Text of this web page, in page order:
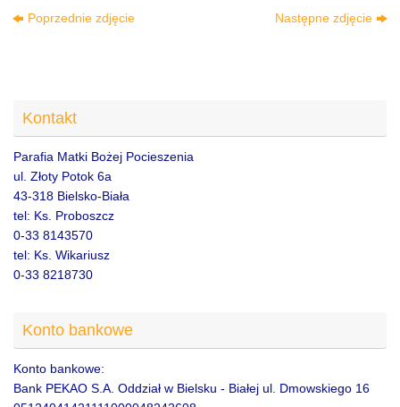
Poprzednie zdjęcie Następne zdjęcie
Kontakt
Parafia Matki Bożej Pocieszenia
ul. Złoty Potok 6a
43-318 Bielsko-Biała
tel: Ks. Proboszcz
0-33 8143570
tel: Ks. Wikariusz
0-33 8218730
Konto bankowe
Konto bankowe:
Bank PEKAO S.A. Oddział w Bielsku - Białej ul. Dmowskiego 16